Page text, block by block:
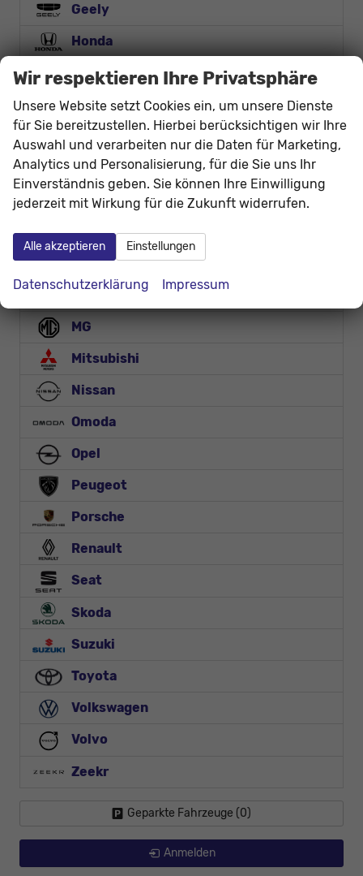
Geely
Honda
Hyundai
Jaecoo
Jeep
KGM
Kia
Lynk & Co
MAN
Mercedes-Benz
MG
Mitsubishi
Nissan
Omoda
Opel
Peugeot
Porsche
Renault
Seat
Skoda
Suzuki
Toyota
Volkswagen
Volvo
Zeekr
Geparkte Fahrzeuge (0)
Anmelden
Wir respektieren Ihre Privatsphäre
Unsere Website setzt Cookies ein, um unsere Dienste
für Sie bereitzustellen. Hierbei berücksichtigen wir Ihre
Auswahl und verarbeiten nur die Daten für Marketing,
Analytics und Personalisierung, für die Sie uns Ihr
Einverständnis geben. Sie können Ihre Einwilligung
jederzeit mit Wirkung für die Zukunft widerrufen.
Alle akzeptieren Einstellungen
Datenschutzerklärung Impressum